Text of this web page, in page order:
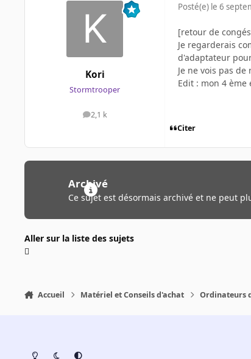
Kori
Stormtrooper
2,1 k
messages
Posté(e) le 6
[retour de
Je regarderais
d'adaptateur
Je ne vois pas
Edit : mon 4
Citer
Archivé
Ce sujet est désormais archivé et ne peut
Aller sur la liste des sujets
Accueil Matériel et Conseils d'achat Ordinateurs
Light ModeDark ModeSystem Preference